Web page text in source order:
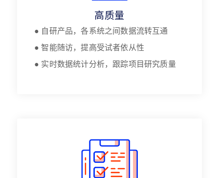
高质量
● 自研产品，各系统之间数据流转互通
● 智能随访，提高受试者依从性
● 实时数据统计分析，跟踪项目研究质量